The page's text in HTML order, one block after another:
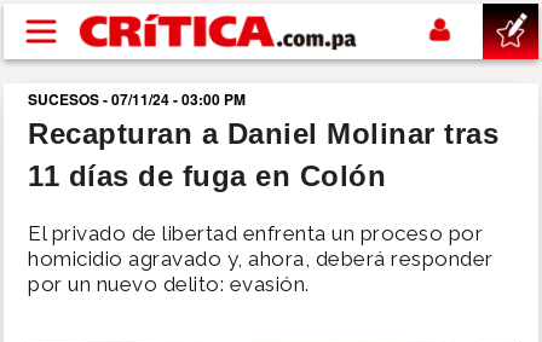
Pasar al contenido principal
buscar
SUCESOS
NACIONAL
SUCESOS - 07/11/24 - 03:00 PM
Recapturan a Daniel Molinar tras
11 días de fuga en Colón
El privado de libertad enfrenta un proceso por
homicidio agravado y, ahora, deberá responder
por un nuevo delito: evasión.